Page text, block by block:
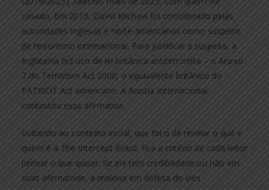
casado. Em 2013, David Michael foi considerado pelas
autoridades inglesas e norte-americanas como suspeito
de terrorismo internacional. Para justificar a suspeita, a
Inglaterra fez uso de lei britânica antiterrorista – o Anexo
7 do Terrorism Act 2000, o equivalente britânico do
PATRIOT Act americano. A Anistia Internacional
contestou essa afirmativa.
Voltando ao contexto inicial, que foi o de revelar o quê e
quem é a The Intercept Brasil, fica a critério de cada leitor
pensar o que quiser. Se ela tem credibilidade ou não em
suas afirmativas, a maioria em defesa do viés